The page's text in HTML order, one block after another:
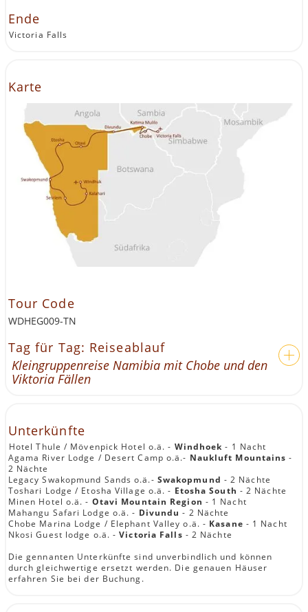
Ende
Victoria Falls
Karte
Tour Code
WDHEG009-TN
Tag für Tag: Reiseablauf
Kleingruppenreise Namibia mit Chobe und den
Viktoria Fällen
Unterkünfte
Hotel Thule / Mövenpick Hotel o.ä. - Windhoek- 1 Nacht
Agama River Lodge / Desert Camp o.ä.- Naukluft Mountains -
2 Nächte
Legacy Swakopmund Sands o.ä.- Swakopmund - 2 Nächte
Toshari Lodge / Etosha Village o.ä. - Etosha South - 2 Nächte
Minen Hotel o.ä. - Otavi Mountain Region - 1 Nacht
Mahangu Safari Lodge o.ä. - Divundu- 2 Nächte
Chobe Marina Lodge / Elephant Valley o.ä. - Kasane - 1 Nacht
Nkosi Guest lodge o.ä. -Victoria Falls - 2 Nächte
Die gennanten Unterkünfte sind unverbindlich und können
durch gleichwertige ersetzt werden. Die genauen Häuser
erfahren Sie bei der Buchung.